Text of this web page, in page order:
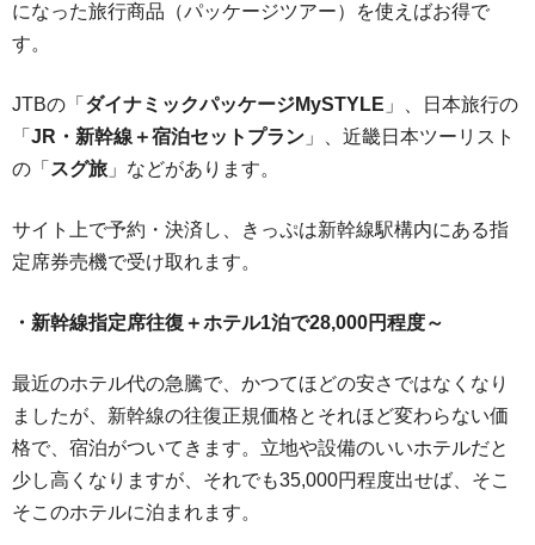
になった旅行商品（パッケージツアー）を使えばお得で
す。
JTBの「 ダイナミックパッケージMySTYLE 」、日本旅行の
「 JR・新幹線＋宿泊セットプラン 」、近畿日本ツーリスト
の「 スグ旅 」などがあります。
サイト上で予約・決済し、きっぷは新幹線駅構内にある指
定席券売機で受け取れます。
・新幹線指定席往復＋ホテル1泊で28,000円程度～
最近のホテル代の急騰で、かつてほどの安さではなくなり
ましたが、新幹線の往復正規価格とそれほど変わらない価
格で、宿泊がついてきます。立地や設備のいいホテルだと
少し高くなりますが、それでも35,000円程度出せば、そこ
そこのホテルに泊まれます。